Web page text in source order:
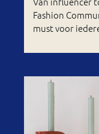
Fashion
must voor